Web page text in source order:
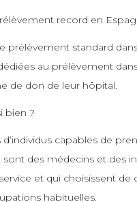
record en
standard
au prélèvement
de don de leur hôpital.
bien ?
capables de
des médecins et des
et qui choisissent de
habituelles.